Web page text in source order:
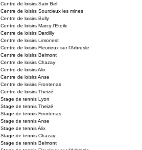
Centre de loisirs Sain Bel
Centre de loisirs Sourcieux les mines
Centre de loisirs Bully
Centre de loisirs Marcy l'Etoile
Centre de loisirs Dardilly
Centre de loisirs Limonest
Centre de loisirs Fleurieux sur l'Arbresle
Centre de loisirs Belmont
Centre de loisirs Chazay
Centre de loisirs Alix
Centre de loisirs Anse
Centre de loisirs Frontenas
Centre de loisirs Theizé
Stage de tennis Lyon
Stage de tennis Theizé
Stage de tennis Frontenas
Stage de tennis Anse
Stage de tennis Alix
Stage de tennis Chazay
Stage de tennis Belmont